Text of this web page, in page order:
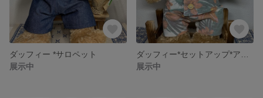
ダッフィー *サロペット
展示中
展示中